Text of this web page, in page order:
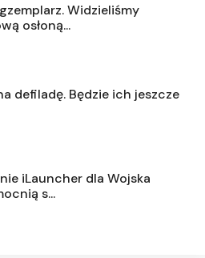
Widzieliśmy
osłoną...
defiladę. Będzie ich jeszcze
iLauncher dla Wojska
s...